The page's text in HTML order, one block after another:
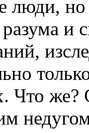
но
и
Что